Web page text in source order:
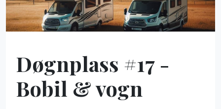
Døgnplass #17 -
Bobil & vogn